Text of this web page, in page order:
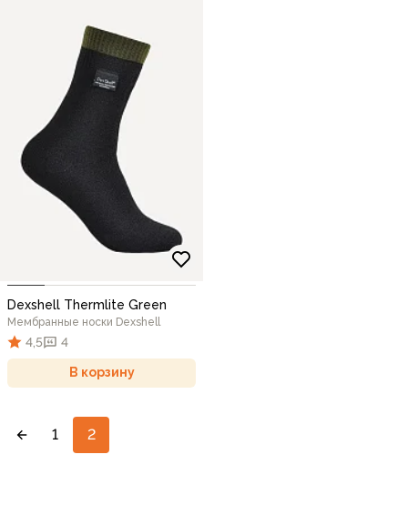
Dexshell Thermlite Green
Мембранные носки Dexshell
4,5 4
В корзину
1 2